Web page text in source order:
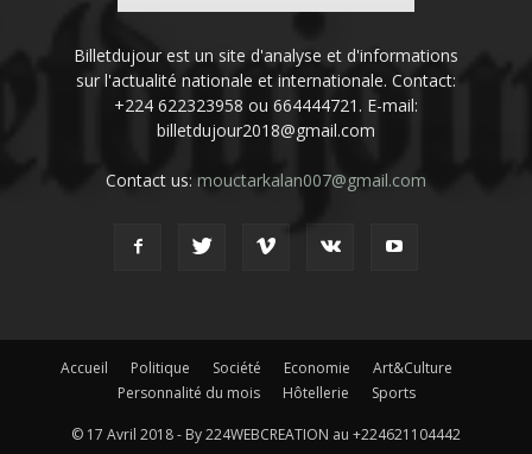
Billetdujour est un site d'analyse et d'informations
sur l'actualité nationale et internationale. Contact:
+224 622323958 ou 664444721. E-mail:
billetdujour2018@gmail.com
Contact us: mouctarkalan007@gmail.com
Accueil Politique Société Economie
Art&Culture
Personnalité du mois
Hôtellerie Sports
© 17 Avril 2018 - By 224WEBCREATION au +224621104442